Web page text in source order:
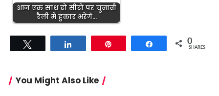
आज एक साथ दो सीटों पर चुनावी
रैली में हुंकार भरेंगे…
Share 0
SHARES
You Might Also Like